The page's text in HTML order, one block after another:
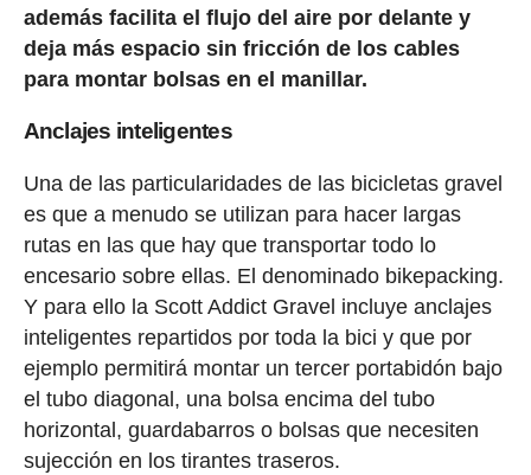
además facilita el flujo del aire por delante y
deja más espacio sin fricción de los cables
para montar bolsas en el manillar.
Anclajes inteligentes
Una de las particularidades de las bicicletas gravel
es que a menudo se utilizan para hacer largas
rutas en las que hay que transportar todo lo
encesario sobre ellas. El denominado bikepacking.
Y para ello la Scott Addict Gravel incluye anclajes
inteligentes repartidos por toda la bici y que por
ejemplo permitirá montar un tercer portabidón bajo
el tubo diagonal, una bolsa encima del tubo
horizontal, guardabarros o bolsas que necesiten
sujección en los tirantes traseros.